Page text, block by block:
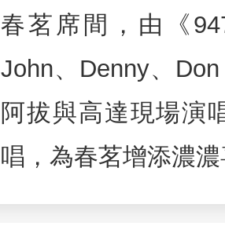
春茗席間，由《
John、Denny、
阿拔與高達現場演
唱，為春茗增添濃